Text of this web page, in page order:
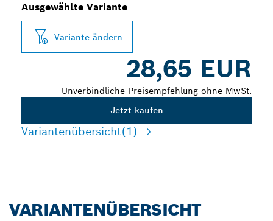
Ausgewählte Variante
Variante ändern
28,65 EUR
Unverbindliche Preisempfehlung ohne MwSt.
Jetzt kaufen
Variantenübersicht(1)
VARIANTENÜBERSICHT